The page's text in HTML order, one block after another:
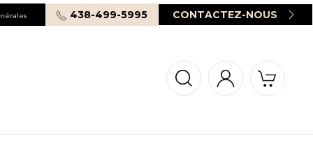
438-499-5995 CONTACTEZ-NOUS